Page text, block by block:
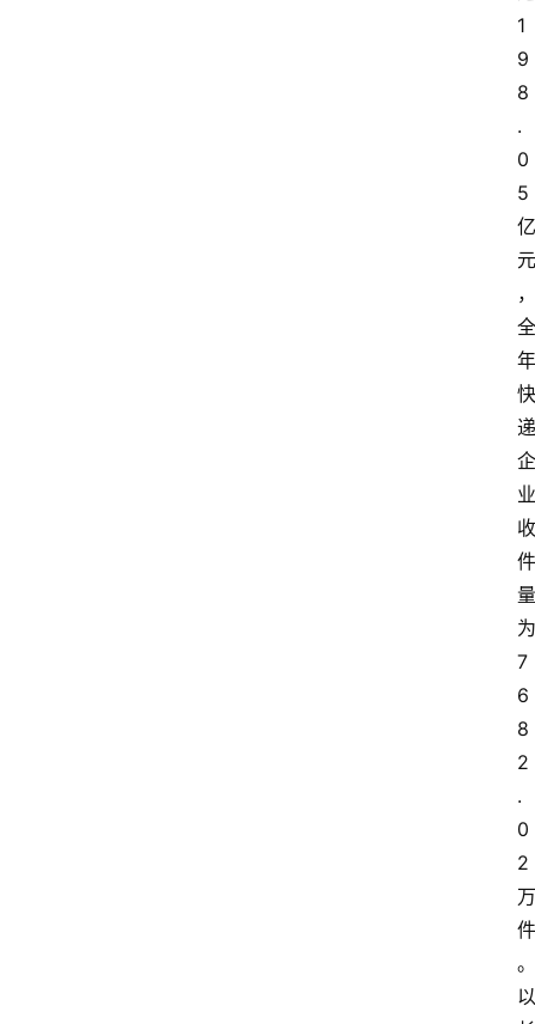
1
9
8
.
0
5
亿
元
，
全
年
快
递
企
业
收
件
量
为
7
6
8
2
.
0
2
万
件
。
以